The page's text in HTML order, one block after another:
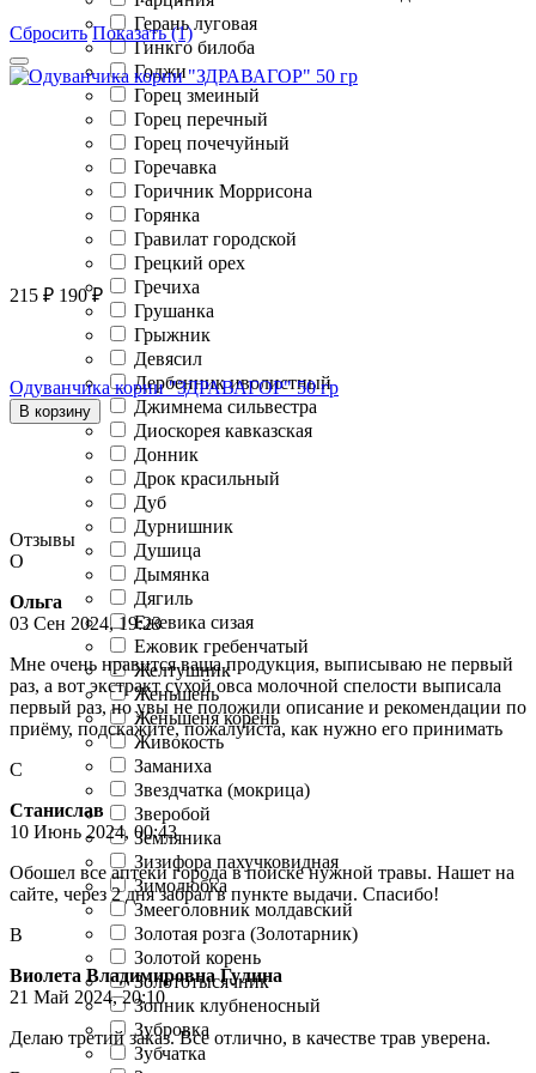
Герань луговая
Гинкго билоба
Годжи
Горец змеиный
Горец перечный
Горец почечуйный
Горечавка
Горичник Моррисона
Горянка
Гравилат городской
Грецкий орех
Гречиха
Грушанка
Грыжник
Девясил
Дербенник иволистный
Джимнема сильвестра
Диоскорея кавказская
Донник
Дрок красильный
Дуб
Дурнишник
Душица
Дымянка
Дягиль
Ежевика сизая
Ежовик гребенчатый
Желтушник
Женьшень
Женьшеня корень
Живокость
Заманиха
Звездчатка (мокрица)
Зверобой
Земляника
Зизифора пахучковидная
Зимолюбка
Змееголовник молдавский
Золотая розга (Золотарник)
Золотой корень
Золототысячник
Зопник клубненосный
Зубровка
Зубчатка
Сбросить Показать (1)
215 ₽ 190 ₽
Одуванчика корни "ЗДРАВАГОР" 50 гр
В корзину
Отзывы
О
Ольга
03 Сен 2024, 19:23
Мне очень нравится ваша продукция, выписываю не первый
раз, а вот экстракт сухой овса молочной спелости выписала
первый раз, но увы не положили описание и рекомендации по
приёму, подскажите, пожалуйста, как нужно его принимать
С
Станислав
10 Июнь 2024, 00:43
Обошел все аптеки города в поиске нужной травы. Нашет на
сайте, через 2 дня забрал в пункте выдачи. Спасибо!
В
Виолета Владимировна Гулина
21 Май 2024, 20:10
Делаю третий заказ. Все отлично, в качестве трав уверена.